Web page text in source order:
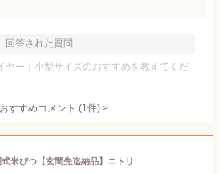
回答された質問
ヤー｜小型サイズのおすすめを教えてくだ
すすめコメント (1件) >
米びつ【玄関先迄納品】ニトリ